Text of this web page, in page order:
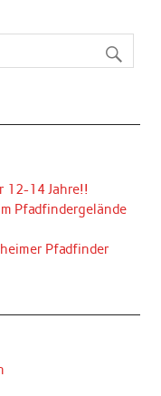
12-14 Jahre!!
Pfadfindergelände
Pfadfinder